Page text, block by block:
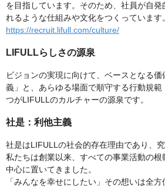
を目指しています。そのため、社員が自
れるような仕組みや文化をつくっています。
https://recruit.lifull.com/culture/
LIFULLらしさの源泉
ビジョンの実現に向けて、ベースとなる
義」と、あらゆる場面で順守する行動規
つがLIFULLのカルチャーの源泉です。
社是：利他主義
社是はLIFULLの社会的存在理由であり、究
私たちは創業以来、すべての事業活動の
中心に置いてきました。
「みんなを幸せにしたい」その想いは全